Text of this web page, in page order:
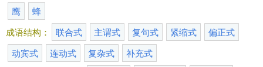
鹰
蜂
成语结构：
联合式 主谓式 复句式 紧缩式
偏正式
动宾式
连动式 复杂式
补充式